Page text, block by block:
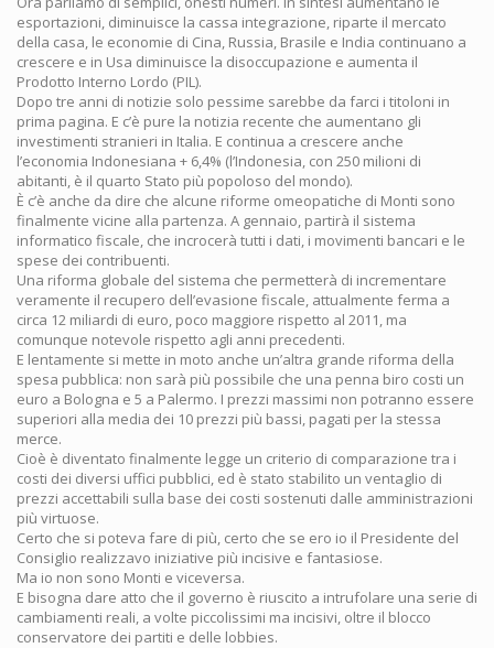
esportazioni, diminuisce la cassa integrazione, riparte il mercato
della casa, le economie di Cina, Russia, Brasile e India continuano a
crescere e in Usa diminuisce la disoccupazione e aumenta il
Prodotto Interno Lordo (PIL).
Dopo tre anni di notizie solo pessime sarebbe da farci i titoloni in
prima pagina. E c’è pure la notizia recente che aumentano gli
investimenti stranieri in Italia. E continua a crescere anche
l’economia Indonesiana + 6,4% (l’Indonesia, con 250 milioni di
abitanti, è il quarto Stato più popoloso del mondo).
È c’è anche da dire che alcune riforme omeopatiche di Monti sono
finalmente vicine alla partenza. A gennaio, partirà il sistema
informatico fiscale, che incrocerà tutti i dati, i movimenti bancari e le
spese dei contribuenti.
Una riforma globale del sistema che permetterà di incrementare
veramente il recupero dell’evasione fiscale, attualmente ferma a
circa 12 miliardi di euro, poco maggiore rispetto al 2011, ma
comunque notevole rispetto agli anni precedenti.
E lentamente si mette in moto anche un’altra grande riforma della
spesa pubblica: non sarà più possibile che una penna biro costi un
euro a Bologna e 5 a Palermo. I prezzi massimi non potranno essere
superiori alla media dei 10 prezzi più bassi, pagati per la stessa
merce.
Cioè è diventato finalmente legge un criterio di comparazione tra i
costi dei diversi uffici pubblici, ed è stato stabilito un ventaglio di
prezzi accettabili sulla base dei costi sostenuti dalle amministrazioni
più virtuose.
Certo che si poteva fare di più, certo che se ero io il Presidente del
Consiglio realizzavo iniziative più incisive e fantasiose.
Ma io non sono Monti e viceversa.
E bisogna dare atto che il governo è riuscito a intrufolare una serie di
cambiamenti reali, a volte piccolissimi ma incisivi, oltre il blocco
conservatore dei partiti e delle lobbies.